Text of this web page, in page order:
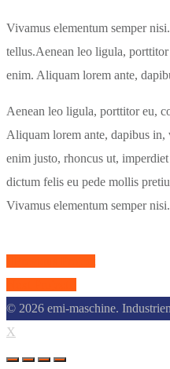
Vivamus elementum semper
tellus.Aenean leo ligula,
enim. Aliquam lorem ante,
Aenean leo ligula, porttitor eu,
Aliquam lorem ante, dapibus
enim justo, rhoncus ut,
dictum felis eu pede mollis
Vivamus elementum semper
© 2026 emi-maschine.
X